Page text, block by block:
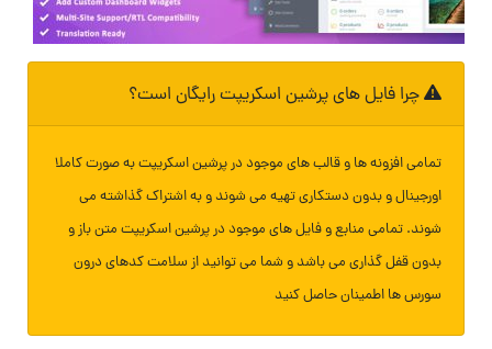
چرا فایل های پرشین اسکریپت رایگان است؟
تمامی افزونه ها و قالب های موجود در پرشین اسکریپت به صورت کاملا
اورجینال و بدون دستکاری تهیه می شوند و به اشتراک گذاشته می
شوند. تمامی منابع و فایل های موجود در پرشین اسکریپت متن باز و
بدون قفل گذاری می باشد و شما می توانید از سلامت کدهای درون
سورس ها اطمینان حاصل کنید